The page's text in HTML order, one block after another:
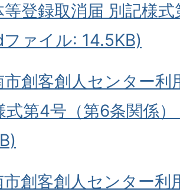
等登録取消届 別記様
ァイル: 14.5KB)
市創客創人センター利
式第4号（第6条関係
市創客創人センター利